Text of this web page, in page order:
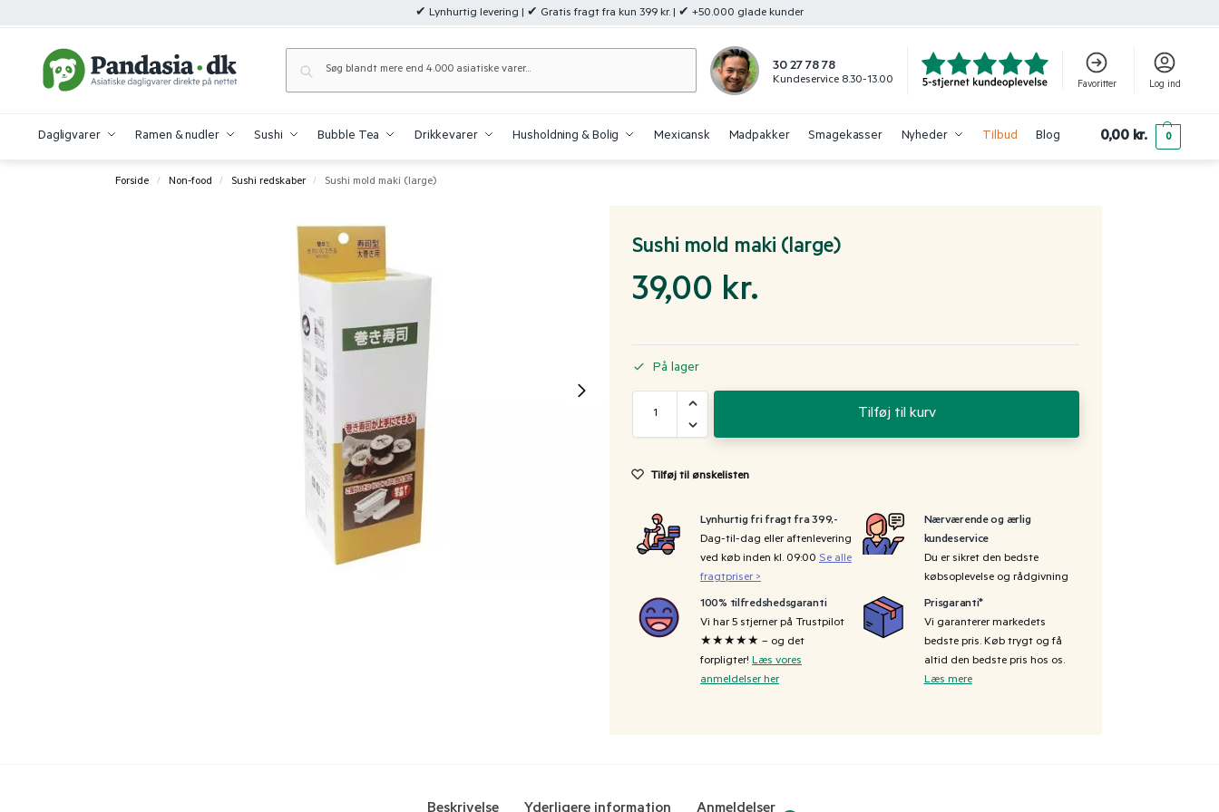
✔ Lynhurtig levering | ✔ Gratis fragt fra kun 399 kr. | ✔ +50.000 glade kunder
30 27 78 78
Kundeservice 8.30-13.00 Favoritter Log ind
Dagligvarer Ramen & nudler Sushi Bubble Tea Drikkevarer Husholdning & Bolig Mexicansk Madpakker Smagekasser Nyheder Tilbud Blog 0,00 kr. 0
Forside / Non-food / Sushi redskaber / Sushi mold maki (large)
Sushi mold maki (large)
39,00 kr.
På lager
Tilføj til kurv
Tilføj til ønskelisten
Lynhurtig fri fragt fra 399,-
Dag-til-dag eller aftenlevering
ved køb inden kl. 09:00 Se alle
fragtpriser >
Nærværende og ærlig
kundeservice
Du er sikret den bedste
købsoplevelse og rådgivning
100% tilfredshedsgaranti
Vi har 5 stjerner på Trustpilot
★★★★★ – og det
forpligter! Læs vores
anmeldelser her
Prisgaranti*
Vi garanterer markedets
bedste pris. Køb trygt og få
altid den bedste pris hos os.
Læs mere